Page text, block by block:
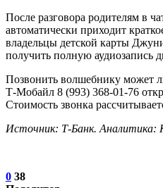
После разговора родителям в
автоматически приходит
владельцы детской карты
получить полную аудиозапись
Позвонить волшебнику может
Т-Мобайл 8 (993) 368-01-76
Стоимость звонка
Источник: Т-Банк. Аналитика:
0 38